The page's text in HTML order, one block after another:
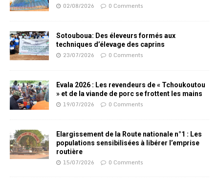
02/08/2026 0 Comments
Sotouboua: Des éleveurs formés aux
techniques d’élevage des caprins
23/07/2026 0 Comments
Evala 2026 : Les revendeurs de « Tchoukoutou
» et de la viande de porc se frottent les mains
19/07/2026 0 Comments
Elargissement de la Route nationale n°1 : Les
populations sensibilisées à libérer l’emprise
routière
15/07/2026 0 Comments